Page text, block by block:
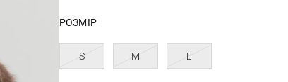
РОЗМІР
S M L